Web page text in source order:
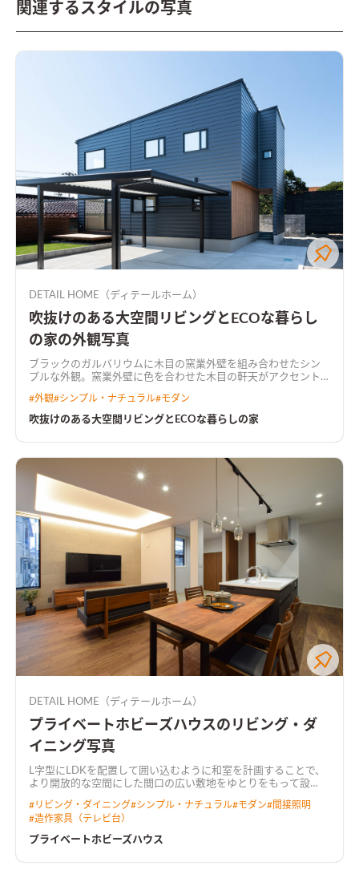
関連するスタイルの写真
DETAIL HOME（ディテールホーム）
吹抜けのある大空間リビングとECOな暮らし
の家の外観写真
ブラックのガルバリウムに木目の窯業外壁を組み合わせたシン
プルな外観。窯業外壁に色を合わせた木目の軒天がアクセント
せる為に、浴室などの水廻りを2階にもっていくことによって、
1階の居住スペースを広く有効活用できる間取りに。 吹抜けを取
るい広々リビングリビングの横にはウッドデッキで繋がる庭が
あり、視線が抜け開放感のある空間。
木目天井がアクセントのキ
ッチンキッチンのカラーに合うクロスを選んだ。キッチン上部
には木目のアクセントクロスを付けた下がり天井を設けた。
#外観#シンプル・ナチュラル#モダン
吹抜けのある大空間リビングとECOな暮らしの家
DETAIL HOME（ディテールホーム）
プライベートホビーズハウスのリビング・ダ
イニング写真
L字型にLDKを配置して囲い込むように和室を計画することで、
より開放的な空間にした 間口の広い敷地をゆとりをもって設
線とした。 LDKからは中庭が望め、植栽が四季の移ろいを感じ
させてくれる。 2階にご夫婦で使えるホビールームを設置し、コ
ロナ禍でのお家時間の充実や、リモートワークなど多岐に渡り
用途がある。 トーンを落とした飽きのこないインテリアと造作
#リビング・ダイニング#シンプル・ナチュラル#モダン#間接照明
#造作家具（テレビ台）
プライベートホビーズハウス